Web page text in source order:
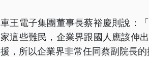
車王電子集團董事長蔡裕慶則說：
家這些難民，企業界跟國人應該伸
援，所以企業界非常任同蔡副院長的